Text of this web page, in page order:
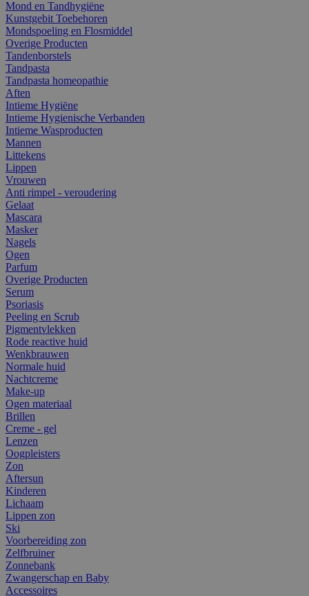
Mond en Tandhygiëne
Kunstgebit Toebehoren
Mondspoeling en Flosmiddel
Overige Producten
Tandenborstels
Tandpasta
Tandpasta homeopathie
Aften
Intieme Hygiëne
Intieme Hygienische Verbanden
Intieme Wasproducten
Mannen
Littekens
Lippen
Vrouwen
Anti rimpel - veroudering
Gelaat
Mascara
Masker
Nagels
Ogen
Parfum
Overige Producten
Serum
Psoriasis
Peeling en Scrub
Pigmentvlekken
Rode reactive huid
Wenkbrauwen
Normale huid
Nachtcreme
Make-up
Ogen materiaal
Brillen
Creme - gel
Lenzen
Oogpleisters
Zon
Aftersun
Kinderen
Lichaam
Lippen zon
Ski
Voorbereiding zon
Zelfbruiner
Zonnebank
Zwangerschap en Baby
Accessoires